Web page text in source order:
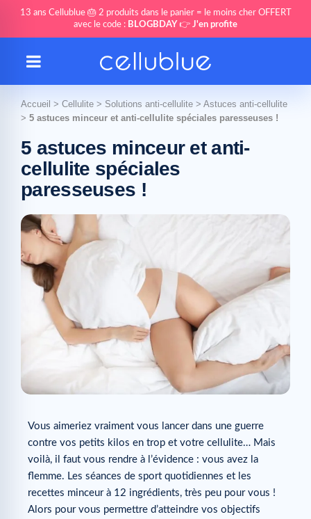
13 ans Cellublue 🎂 2 produits dans le panier = le moins cher OFFERT
avec le code : BLOGBDAY 👉 J'en profite
Accueil > Cellulite > Solutions anti-cellulite > Astuces anti-cellulite
> 5 astuces minceur et anti-cellulite spéciales paresseuses !
5 astuces minceur et anti-
cellulite spéciales
paresseuses !
Vous aimeriez vraiment vous lancer dans une guerre
contre vos petits kilos en trop et votre cellulite… Mais
voilà, il faut vous rendre à l’évidence : vous avez la
flemme. Les séances de sport quotidiennes et les
recettes minceur à 12 ingrédients, très peu pour vous !
Alors pour vous permettre d’atteindre vos objectifs